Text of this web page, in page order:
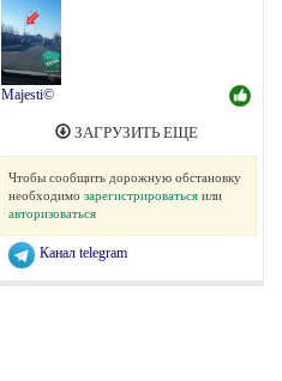
Majesti©
ЗАГРУЗИТЬ ЕЩЕ
Чтобы сообщить дорожную обстановку
необходимо зарегистрироваться или
авторизоваться
Канал telegram